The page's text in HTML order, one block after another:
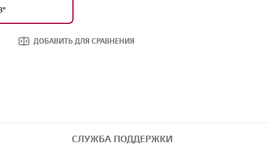
ДОБАВИТЬ ДЛЯ СРАВНЕНИЯ
СЛУЖБА ПОДДЕРЖКИ